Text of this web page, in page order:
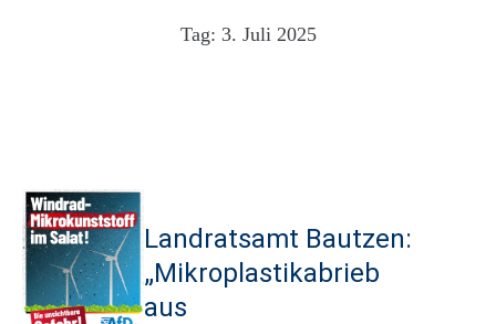
Tag: 3. Juli 2025
Landratsamt Bautzen:
„Mikroplastikabrieb
aus